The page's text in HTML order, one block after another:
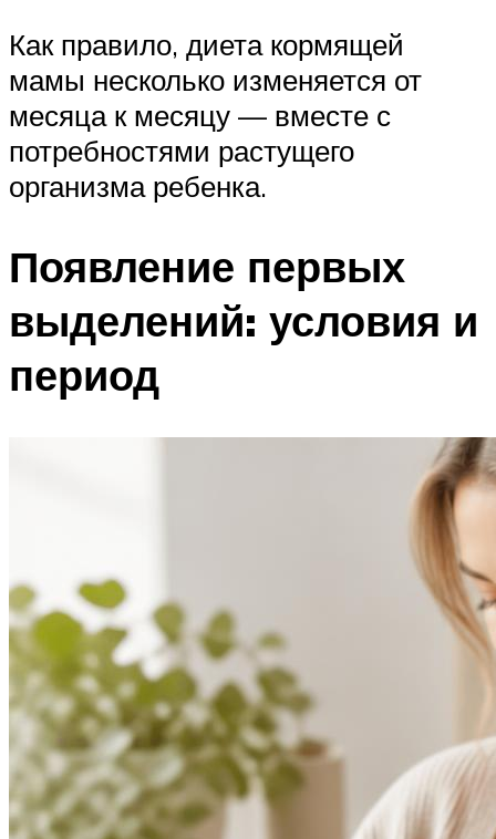
Как правило, диета кормящей
мамы несколько изменяется от
месяца к месяцу — вместе с
потребностями растущего
организма ребенка.
Появление первых
выделений: условия и
период